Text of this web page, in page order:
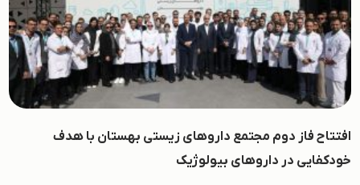
افتتاح فاز دوم مجتمع داروهای زیستی بهستان با هدف
خودکفایی در داروهای بیولوژیک